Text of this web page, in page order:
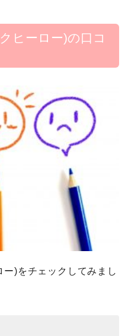
ヒーロー)の口コ
)をチェックしてみまし